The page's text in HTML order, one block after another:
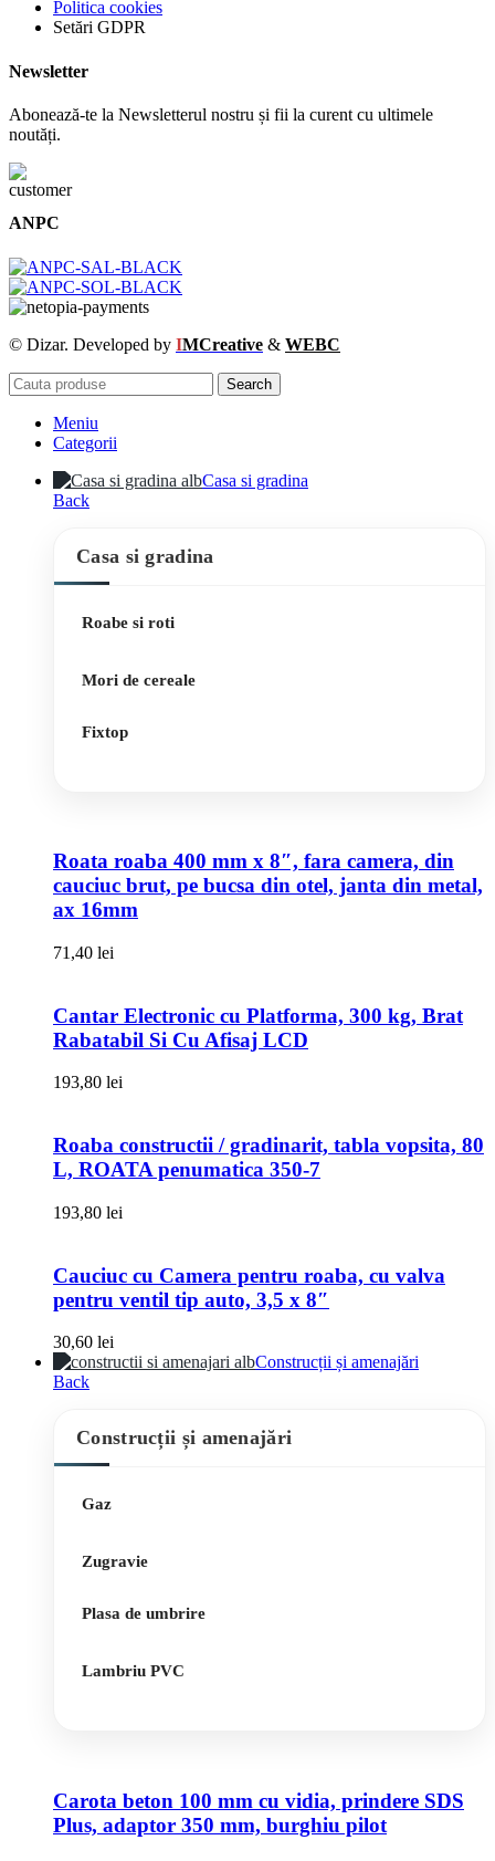
Politica cookies
Setări GDPR
Newsletter
Abonează-te la Newsletterul nostru și fii la curent cu ultimele
noutăți.
ANPC
© Dizar. Developed by IMCreative & WEBC
Search
Meniu
Categorii
Casa si gradina
Back
Casa si gradina
Roabe si roti
Mori de cereale
Fixtop
Roata roaba 400 mm x 8″, fara camera, din
cauciuc brut, pe bucsa din otel, janta din metal,
ax 16mm
71,40 lei
Cantar Electronic cu Platforma, 300 kg, Brat
Rabatabil Si Cu Afisaj LCD
193,80 lei
Roaba constructii / gradinarit, tabla vopsita, 80
L, ROATA penumatica 350-7
193,80 lei
Cauciuc cu Camera pentru roaba, cu valva
pentru ventil tip auto, 3,5 x 8″
30,60 lei
Construcții și amenajări
Back
Construcții și amenajări
Gaz
Zugravie
Plasa de umbrire
Lambriu PVC
Carota beton 100 mm cu vidia, prindere SDS
Plus, adaptor 350 mm, burghiu pilot